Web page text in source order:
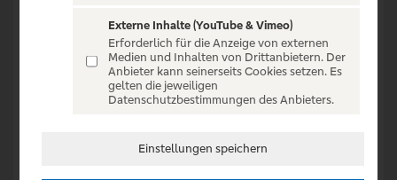
BOUNCE Bon Jovi Tributeband Seit dem Jahr 2001 - und
damit seit 25 Jahren - ist BOUNCE erfolgreich auf
unzähligen Bühnen in Deutschland und dem angrenzenden
Jahr die meistgebuchte Bon Jovi Tributeband Europas und
Externe Inhalte (YouTube & Vimeo)
Erforderlich für die Anzeige von externen
Medien und Inhalten von Drittanbietern. Der
Anbieter kann seinerseits Cookies setzen. Es
gelten die jeweiligen
Datenschutzbestimmungen des Anbieters.
Einstellungen speichern